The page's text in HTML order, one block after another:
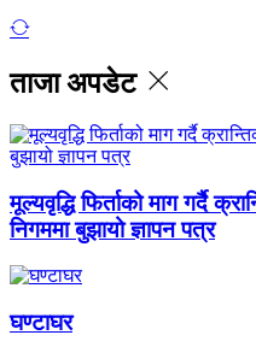
ताजा अपडेट
मूल्यवृद्धि फिर्ताको माग गर्दै
निगममा बुझायो ज्ञापन पत्र
घण्टाघर